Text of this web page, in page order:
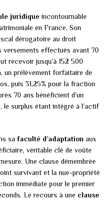
juridique incontournable
en France. Son
dérogatoire au droit
versements effectués avant 70
recevoir jusqu’à 152 500
un prélèvement forfaitaire de
puis 31,25% pour la fraction
70 ans bénéficient d’un
surplus étant intégré à l’actif
sa faculté d’adaptation aux
véritable clé de voûte
Une clause démembrée
survivant et la nue-propriété
immédiate pour le premier
Le recours à une clause